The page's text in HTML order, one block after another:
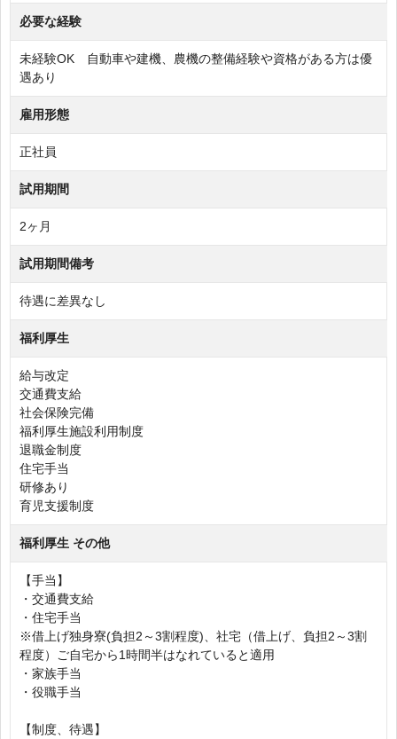
必要な経験
未経験OK 自動車や建機、農機の整備経験や資格がある方は優
遇あり
雇用形態
正社員
試用期間
2ヶ月
試用期間備考
待遇に差異なし
福利厚生
給与改定
交通費支給
社会保険完備
福利厚生施設利用制度
退職金制度
住宅手当
研修あり
育児支援制度
福利厚生 その他
【手当】
・交通費支給
・住宅手当
※借上げ独身寮(負担2～3割程度)、社宅（借上げ、負担2～3割
程度）ご自宅から1時間半はなれていると適用
・家族手当
・役職手当
【制度、待遇】